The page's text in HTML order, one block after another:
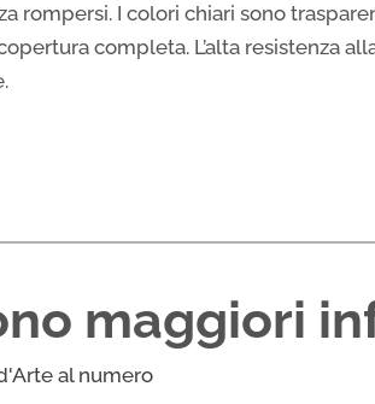
rompersi. I colori chiari sono
completa. L’alta resistenza
maggiori
al numero